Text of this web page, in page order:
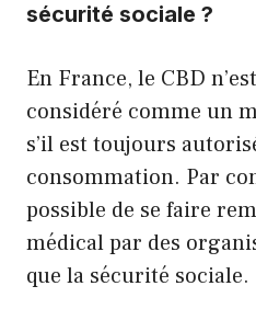
sécurité sociale ?
En France, le CBD
considéré comme un
s’il est toujours
consommation. Par
possible de se faire
médical par des
que la sécurité sociale.